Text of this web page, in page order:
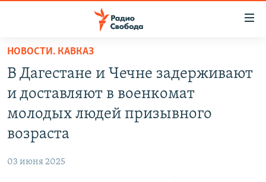
упрощенного
доступа
основному
содержанию
Вернутся
ПОДКАСТЫ
НОВОСТИ. КАВКАЗ
В Дагестане и Чечне задерживают
и доставляют в военкомат
молодых людей призывного
возраста
03 июня 2025